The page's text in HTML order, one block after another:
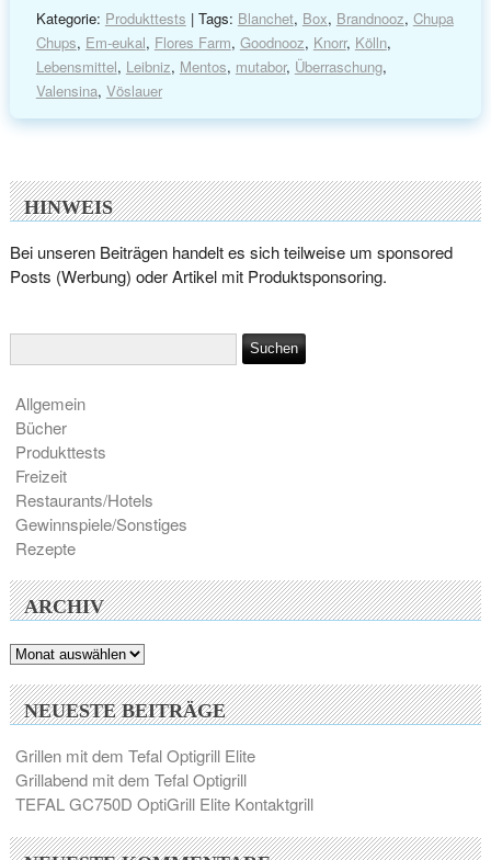
Kategorie: Produkttests | Tags: Blanchet, Box, Brandnooz, Chupa
Chups, Em-eukal, Flores Farm, Goodnooz, Knorr, Kölln,
Lebensmittel, Leibniz, Mentos, mutabor, Überraschung,
Valensina, Vöslauer
HINWEIS
Bei unseren Beiträgen handelt es sich teilweise um sponsored
Posts (Werbung) oder Artikel mit Produktsponsoring.
Allgemein
Bücher
Produkttests
Freizeit
Restaurants/Hotels
Gewinnspiele/Sonstiges
Rezepte
ARCHIV
Archiv
NEUESTE BEITRÄGE
Grillen mit dem Tefal Optigrill Elite
Grillabend mit dem Tefal Optigrill
TEFAL GC750D OptiGrill Elite Kontaktgrill